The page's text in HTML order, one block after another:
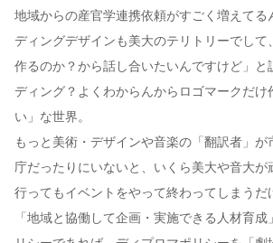
地域からの産官学連携依頼がすごく増えてる
ディングデザインも美大のテリトリーでして
作るのか？から話し合いたいんですけど」と
ディング？よくわからんからロゴマークだけ
い」な世界。
もっと美術・デザインや音楽の「翻訳者」が
庁だったりにいないと、いくら美大や音大が
行ってもイベントをやって終わってしまうだ
「地域と協働して企画・実施できる人材育